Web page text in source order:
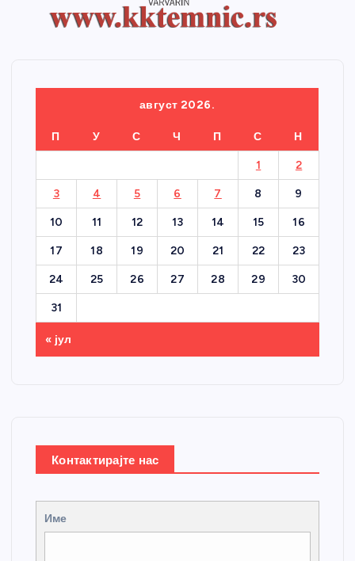
август 2026.
П У С Ч П С Н
1 2
3 4 5 6 7 8 9
10 11 12 13 14 15 16
17 18 19 20 21 22 23
24 25 26 27 28 29 30
31
« јул
Контактирајте нас
Име